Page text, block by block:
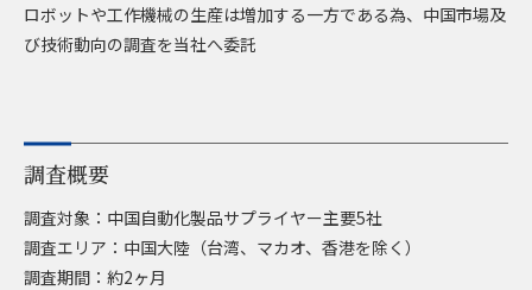
お問い合わせ
ロボットや工作機械の生産は増加する一方である為、中国市場及
び技術動向の調査を当社へ委託
調査概要
調査対象：中国自動化製品サプライヤー主要5社
調査エリア：中国大陸（台湾、マカオ、香港を除く）
調査期間：約2ヶ月